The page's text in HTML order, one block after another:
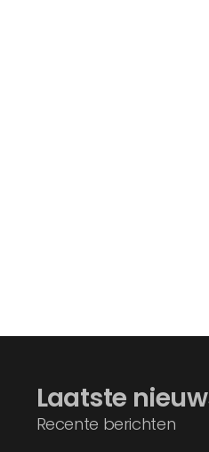
Laatste
Recente berichten